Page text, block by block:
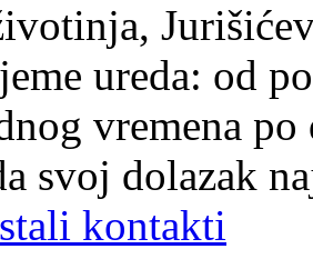
ureda: od
vremena
svoj dolazak
kontakti